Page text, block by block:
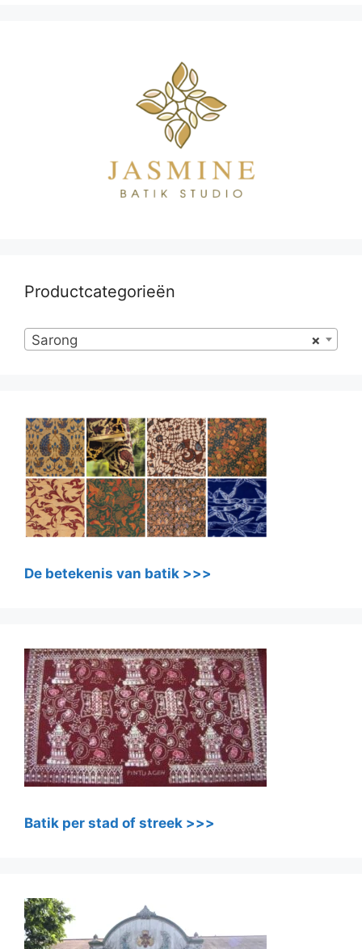
Productcategorieën
×
Sarong
De betekenis van batik >>>
Batik per stad of streek >>>